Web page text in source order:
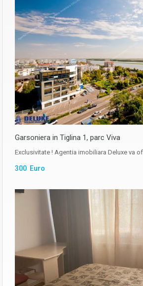
Garsoniera in Tiglina 1, parc Viva
Exclusivitate ! Agentia imobiliara Deluxe va
300 Euro